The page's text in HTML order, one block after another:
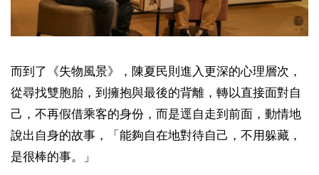
而到了《失物風景》，陳夏民則進入更深的心理層次，
從尋找雙胞胎，到擁抱與最後的背離，轉以直接面對自
己，不再假借乘客的身份，而是逕自走到前面，動情地
說出自身的故事，「能夠自在地對待自己，不用躲藏，
是很棒的事。」